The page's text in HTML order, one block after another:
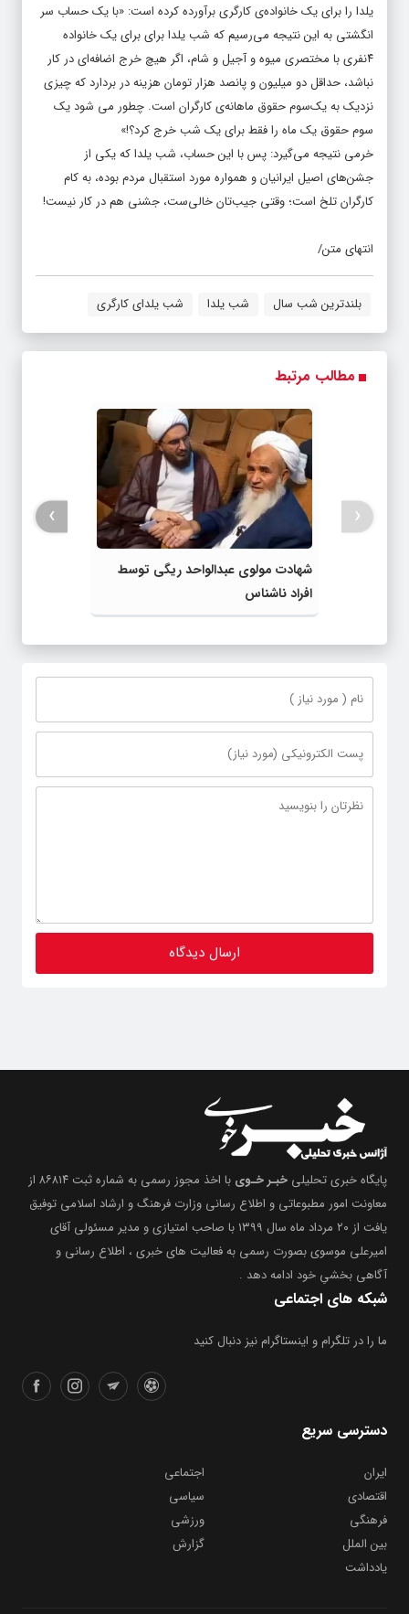
یلدا را برای یک خانواده‌ی کارگری برآورده کرده است: «با یک حساب سر
انگشتی به این نتیجه می‌رسیم که شب یلدا برای برای یک خانواده
۴نفری با مختصری میوه و آجیل و شام، اگر هیچ خرج اضافه‌ای در کار
نباشد، حداقل دو میلیون و پانصد هزار تومان هزینه در بردارد که چیزی
نزدیک به یک‌سوم حقوق ماهانه‌ی کارگران است. چطور می شود یک
سوم حقوق یک ماه را فقط برای یک شب خرج کرد؟!»
خرمی نتیجه می‌گیرد: پس با این حساب، شب یلدا که یکی از
جشن‌های اصیل ایرانیان و همواره مورد استقبال مردم بوده، به کام
کارگران تلخ است؛ وقتی جیب‌تان خالی‌ست، جشنی هم در کار نیست!
انتهای متن/
بلندترین شب سال شب یلدا شب یلدای کارگری
مطالب مرتبط
شهادت مولوی عبدالواحد ریگی توسط
افراد ناشناس
‹
›
پایگاه خبری تحلیلی خبـر خـوی
با اخذ مجوز رسمی به شماره ثبت ۸۶۸۱۴ از
معاونت امور مطبوعاتی و اطلاع رسانی وزارت فرهنگ و ارشاد اسلامی توفیق
یافت از ۲۰ مرداد ماه سال ۱۳۹۹ با صاحب امتیازی و مدیر مسئولی آقای
امیرعلی موسوی بصورت رسمی به فعالیت های خبری ، اطلاع رسانی و
آگاهی بخشیِ خود ادامه دهد .
شبکه های اجتماعی
ما را در تلگرام و اینستاگرام نیز دنبال کنید
دسترسی سریع
ایران
اجتماعی
اقتصادی
سیاسی
فرهنگی
ورزشی
بین الملل
گزارش
یادداشت